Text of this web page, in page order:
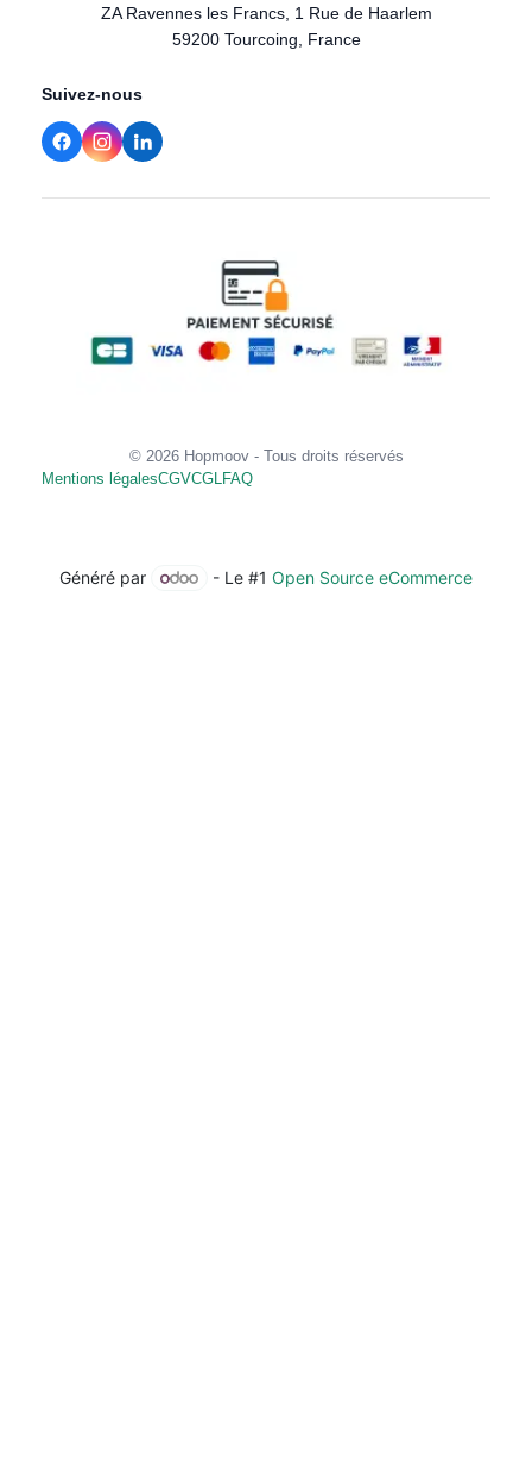
ZA Ravennes les Francs, 1 Rue de Haarlem
59200 Tourcoing, France
Suivez-nous
© 2026 Hopmoov - Tous droits réservés
Mentions légalesCGVCGLFAQ
Généré par - Le #1Open Source eCommerce